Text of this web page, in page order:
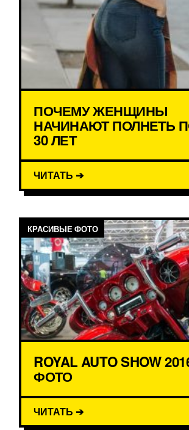
ПОЧЕМУ ЖЕНЩИНЫ
НАЧИНАЮТ ПОЛНЕТЬ
30 ЛЕТ
ЧИТАТЬ ➔
КРАСИВЫЕ ФОТО
ROYAL AUTO SHOW
ФОТО
ЧИТАТЬ ➔